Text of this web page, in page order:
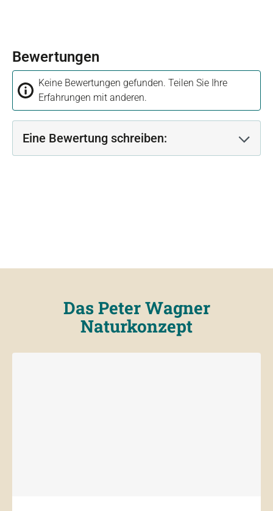
Bewertungen
Keine Bewertungen gefunden. Teilen Sie Ihre
Erfahrungen mit anderen.
Eine Bewertung schreiben:
Das Peter Wagner
Naturkonzept